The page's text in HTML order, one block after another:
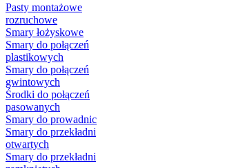
Pasty montażowe
rozruchowe
Smary łożyskowe
Smary do połączeń
plastikowych
Smary do połączeń
gwintowych
Środki do połączeń
pasowanych
Smary do prowadnic
Smary do przekładni
otwartych
Smary do przekładni